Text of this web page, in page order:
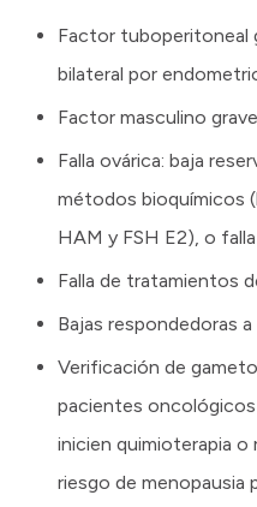
Factor tuboperitoneal
bilateral por
Factor masculino
Falla ovárica: baja
métodos bioquímicos
HAM y FSH E2), o
Falla de tratamientos
Bajas respondedoras
Verificación de
pacientes
inicien quimioterapia o
riesgo de menopausia